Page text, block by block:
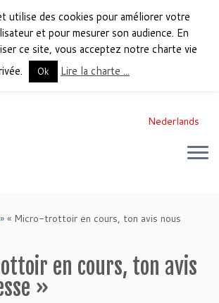
Nederlands
» « Micro-trottoir en cours, ton avis nous
en cours, ton avis
»
utilise des cookies pour améliorer votre
et pour mesurer son audience. En
ce site, vous acceptez notre charte vie
Ok Lire la charte ...